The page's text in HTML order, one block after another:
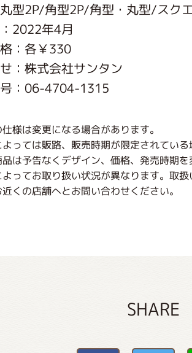
型2P/角型2P/角型・丸型/スク
2022年4月
：各￥330
：株式会社サンタン
：06-4704-1315
様は変更になる場合があります。
っては販路、販売時期が限定されてい
は予告なくデザイン、価格、発売時期
ってお取り扱い状況が異なります。取
くの店舗へとお問い合わせください。
SHARE
がっこう 家庭科部